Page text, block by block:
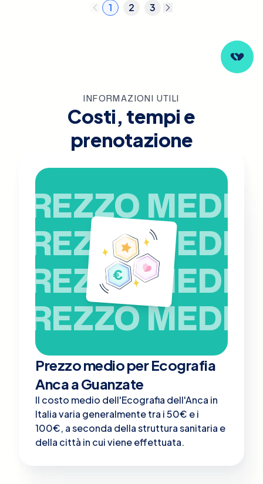
1 2 3
INFORMAZIONI UTILI
Costi, tempi e
prenotazione
PREZZO MEDIO
PREZZO MEDIO
PREZZO MEDIO
PREZZO MEDIO
Prezzo medio per Ecografia
Anca a Guanzate
Il costo medio dell'Ecografia dell'Anca in
Italia varia generalmente tra i 50€ e i
100€, a seconda della struttura sanitaria e
della città in cui viene effettuata.